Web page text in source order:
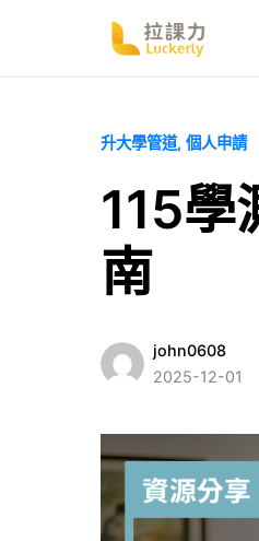
升大學管道 個人申請
115學
南
john0608
2025-12-01